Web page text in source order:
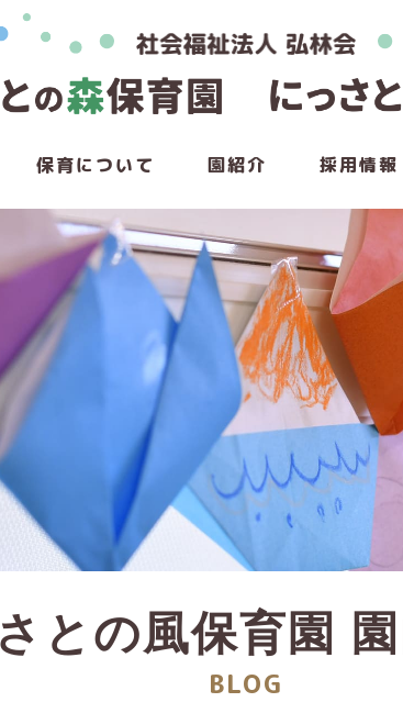
保育について 園紹介 採用情報
との風保育園
BLOG